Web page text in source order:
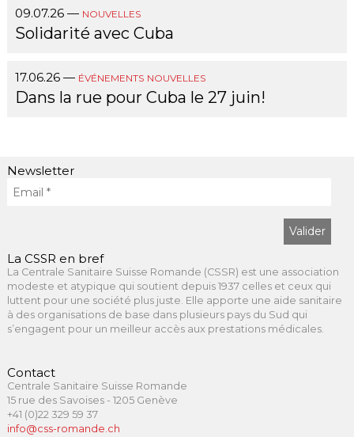
09.07.26 — NOUVELLES
Solidarité avec Cuba
17.06.26 — ÉVÉNEMENTS NOUVELLES
Dans la rue pour Cuba le 27 juin!
Newsletter
La CSSR en bref
La Centrale Sanitaire Suisse Romande (CSSR) est une association
modeste et atypique qui soutient depuis 1937 celles et ceux qui
luttent pour une société plus juste. Elle apporte une aide sanitaire
à des organisations de base dans plusieurs pays du Sud qui
s’engagent pour un meilleur accès aux prestations médicales.
Contact
Centrale Sanitaire Suisse Romande
15 rue des Savoises - 1205 Genève
+41 (0)22 329 59 37
info@css-romande.ch